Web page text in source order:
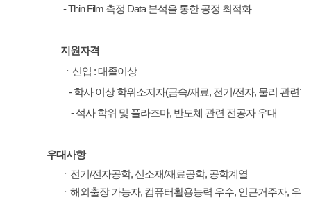
- Thin Film 측정 Data 분석을 통한 공정 최적화
지원자격
ㆍ신입 : 대졸이상
- 학사 이상 학위소지자(금속/재료, 전기/전자, 물리 관련
- 석사 학위 및 플라즈마, 반도체 관련 전공자 우대
우대사항
ㆍ전기/전자공학, 신소재/재료공학, 공학계열
ㆍ해외출장 가능자, 컴퓨터활용능력 우수, 인근거주자, 우